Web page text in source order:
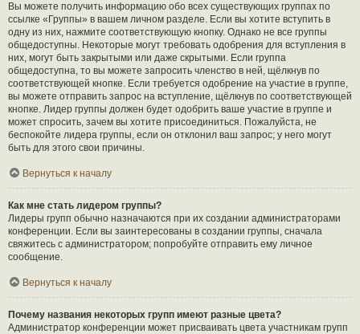
Вы можете получить информацию обо всех существующих группах по
ссылке «Группы» в вашем личном разделе. Если вы хотите вступить в
одну из них, нажмите соответствующую кнопку. Однако не все группы
общедоступны. Некоторые могут требовать одобрения для вступления в
них, могут быть закрытыми или даже скрытыми. Если группа
общедоступна, то вы можете запросить членство в ней, щёлкнув по
соответствующей кнопке. Если требуется одобрение на участие в группе,
вы можете отправить запрос на вступление, щёлкнув по соответствующей
кнопке. Лидер группы должен будет одобрить ваше участие в группе и
может спросить, зачем вы хотите присоединиться. Пожалуйста, не
беспокойте лидера группы, если он отклонил ваш запрос; у него могут
быть для этого свои причины.
Вернуться к началу
Как мне стать лидером группы?
Лидеры групп обычно назначаются при их создании администраторами
конференции. Если вы заинтересованы в создании группы, сначала
свяжитесь с администратором; попробуйте отправить ему личное
сообщение.
Вернуться к началу
Почему названия некоторых групп имеют разные цвета?
Администратор конференции может присваивать цвета участникам групп